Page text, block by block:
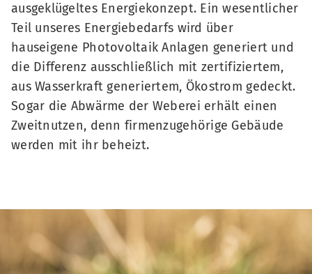
ausgeklügeltes Energiekonzept. Ein wesentlicher
Teil unseres Energiebedarfs wird über
hauseigene Photovoltaik Anlagen generiert und
die Differenz ausschließlich mit zertifiziertem,
aus Wasserkraft generiertem, Ökostrom gedeckt.
Sogar die Abwärme der Weberei erhält einen
Zweitnutzen, denn firmenzugehörige Gebäude
werden mit ihr beheizt.